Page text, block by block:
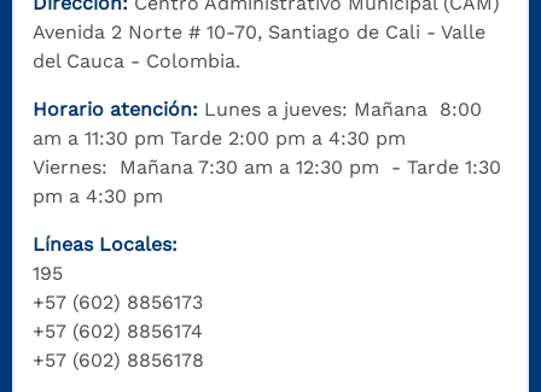
Avenida 2 Norte # 10-70, Santiago de Cali - Valle
del Cauca - Colombia.
Horario atención: Lunes a jueves: Mañana 8:00
am a 11:30 pm Tarde 2:00 pm a 4:30 pm
Viernes: Mañana 7:30 am a 12:30 pm - Tarde 1:30
pm a 4:30 pm
Líneas Locales:
195
+57 (602) 8856173
+57 (602) 8856174
+57 (602) 8856178